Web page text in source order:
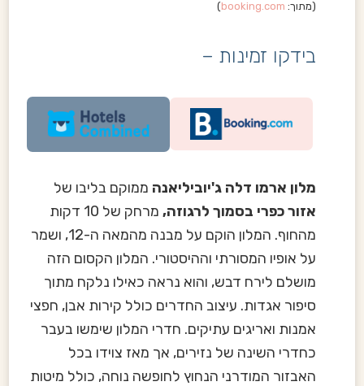
(מתוך: booking.com
)
בידקו זמינות –
מלון ארמו דלה ג'יוביליאנה ממוקם בליבו של
אזור כפרי בסמוך לרגוזה,
מרחק של 10 דקות
מהחוף. המלון הוקם על מבנה מהמאה ה-12, ושמר
על אופיו המסורתי וההיסטורי. המלון הקסום הזה
מושלם לירח דבש, והוא נראה כאילו נלקח מתוך
סיפור אגדות. עיצוב החדרים כולל קירות אבן, חפצי
אמנות ואריגים עתיקים. חדרי המלון שימשו בעבר
כחדרי השינה של נזירים, אך מאז צוידו בכל
האבזור המודרני הנחוץ לחופשה נוחה, כולל מיטות